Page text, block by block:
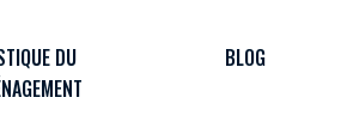
DU
BLOG